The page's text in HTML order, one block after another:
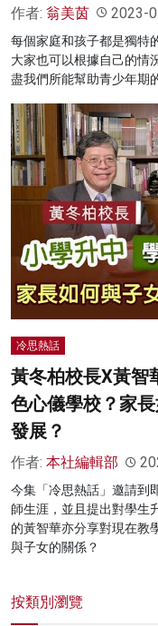
作者: 翁美茵 2023-
每個家庭和孩子都是獨特
大家也可以根據自己的情
盡我們所能幫助青少年期
冷思熱話
黃冬柏校長X黃智
色心儀學校？家
發展？
作者: 本社編輯部
今集「冷思熱話」邀請到
師生涯，並且提出對學生
的黃智華亦分享對現在教
與子女的關係？
按類別瀏覽